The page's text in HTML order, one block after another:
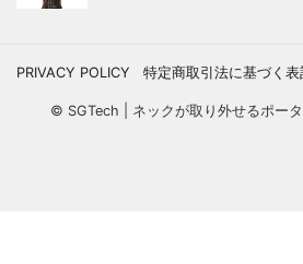
PRIVACY POLICY 特定商取引法に基づく表
© SGTech | ネックが取り外せるポー